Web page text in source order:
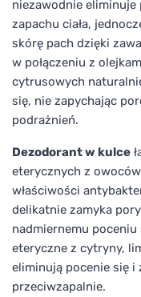
niezawodnie
zapachu ciała,
skórę pach dzięki
w połączeniu z
cytrusowych
się, nie zapychając
podrażnień.
Dezodorant w kulce
eterycznych z
właściwości
delikatnie zamyka
nadmiernemu poceniu
eteryczne z cytryny,
eliminują pocenie się i
przeciwzapalnie.